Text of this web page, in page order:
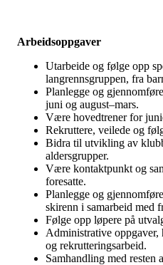
Arbeidsoppgaver
Utarbeide og følge opp
langrennsgruppen, fra
Planlegge og
juni og august–mars.
Være hovedtrener for
Rekruttere, veilede og
Bidra til utvikling av
aldersgrupper.
Være kontaktpunkt og
foresatte.
Planlegge og
skirenn i samarbeid med
Følge opp løpere på
Administrative
og rekrutteringsarbeid.
Samhandling med resten